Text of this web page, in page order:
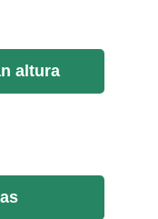
altura